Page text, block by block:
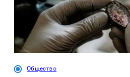
Общество